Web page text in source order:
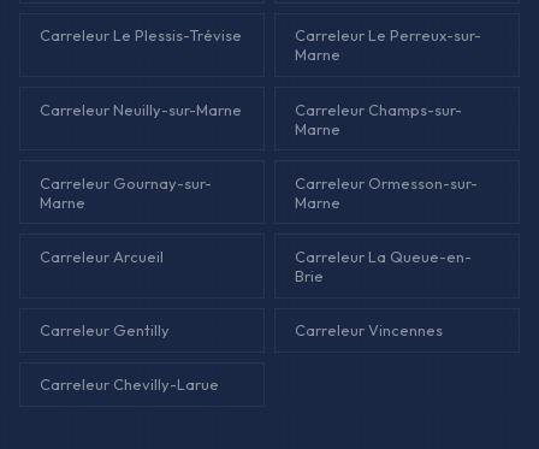
Carreleur Le Plessis-Trévise
Carreleur Le Perreux-sur-
Marne
Carreleur Neuilly-sur-Marne
Carreleur Champs-sur-
Marne
Carreleur Gournay-sur-
Marne
Carreleur Ormesson-sur-
Marne
Carreleur Arcueil
Carreleur La Queue-en-
Brie
Carreleur Gentilly Carreleur Vincennes
Carreleur Chevilly-Larue